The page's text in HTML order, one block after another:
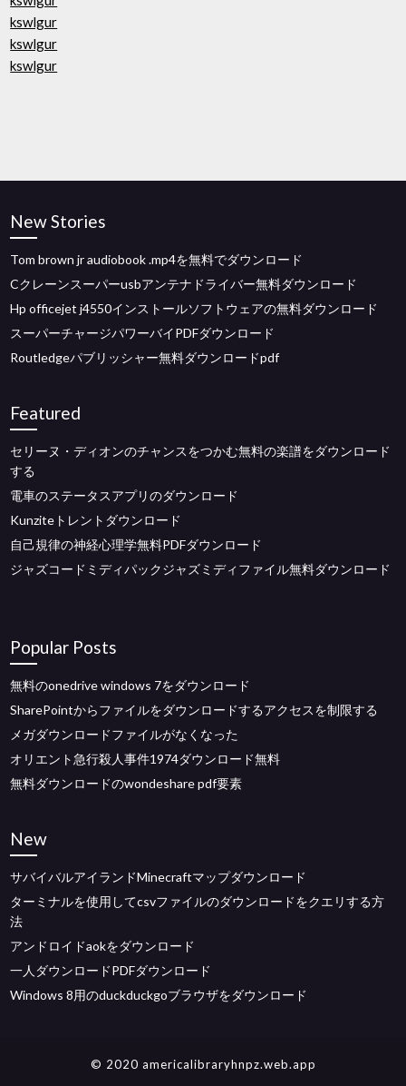
kswlgur
kswlgur
kswlgur
New Stories
Tom brown jr audiobook .mp4を無料でダウンロード
Cクレーンスーパーusbアンテナドライバー無料ダウンロード
Hp officejet j4550インストールソフトウェアの無料ダウンロード
スーパーチャージパワーバイPDFダウンロード
Routledgeパブリッシャー無料ダウンロードpdf
Featured
セリーヌ・ディオンのチャンスをつかむ無料の楽譜をダウンロード
する
電車のステータスアプリのダウンロード
Kunziteトレントダウンロード
自己規律の神経心理学無料PDFダウンロード
ジャズコードミディパックジャズミディファイル無料ダウンロード
Popular Posts
無料のonedrive windows 7をダウンロード
SharePointからファイルをダウンロードするアクセスを制限する
メガダウンロードファイルがなくなった
オリエント急行殺人事件1974ダウンロード無料
無料ダウンロードのwondeshare pdf要素
New
サバイバルアイランドMinecraftマップダウンロード
ターミナルを使用してcsvファイルのダウンロードをクエリする方
法
アンドロイドaokをダウンロード
一人ダウンロードPDFダウンロード
Windows 8用のduckduckgoブラウザをダウンロード
© 2020 americalibraryhnpz.web.app